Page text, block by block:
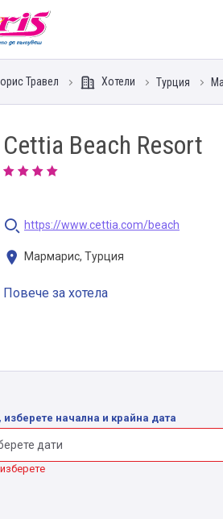
Doris - Изкушението да
Травел Хотели Турция
Cettia Beach Resort
https://www.cettia.com/beach
Мармарис, Турция
Повече за хотела
начална и крайна дата